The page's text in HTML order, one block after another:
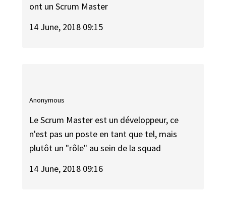
ont un Scrum Master
14 June, 2018 09:15
Anonymous
Le Scrum Master est un développeur, ce
n'est pas un poste en tant que tel, mais
plutôt un "rôle" au sein de la squad
14 June, 2018 09:16